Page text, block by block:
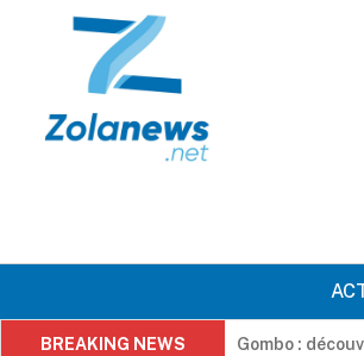
BREAKING NEWS « Du Virtuel au